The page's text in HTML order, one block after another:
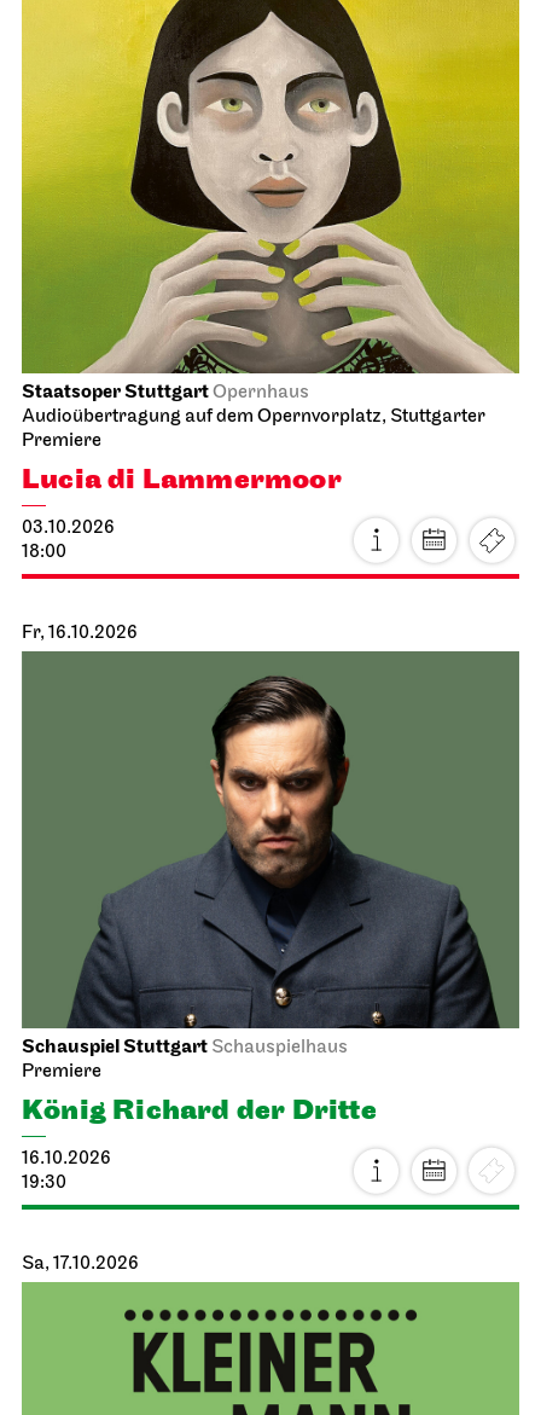
Staatsoper StuttgartOpernhaus
Audioübertragung auf dem Opernvorplatz, Stuttgarter
Premiere
Lucia di Lammermoor
03.10.2026
18:00
Fr, 16.10.2026
Schauspiel Stuttgart Schauspielhaus
Premiere
König Richard der Dritte
16.10.2026
19:30
Sa, 17.10.2026